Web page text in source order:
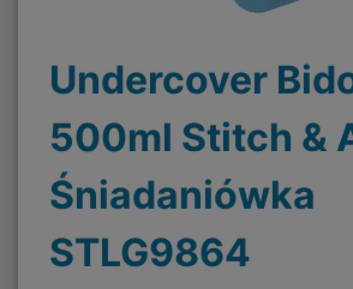
Undercover
500ml Stitch &
Śniadaniówka
STLG9864